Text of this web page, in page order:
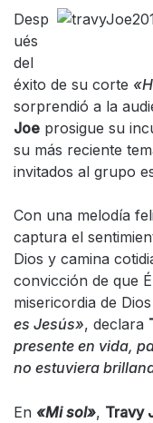
Desp
ués
del
éxito de su corte
sorprendió a la
Joe prosigue su
su más reciente
invitados al grupo
Con una melodía
captura el
Dios y camina
convicción de que
misericordia de
es Jesús», declara
presente en vida,
no estuviera
En «Mi sol», Travy